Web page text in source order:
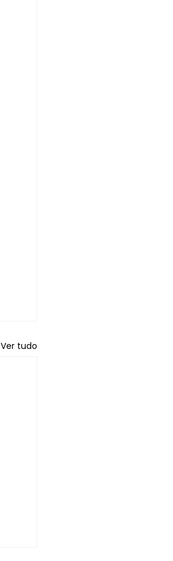
Ver tudo